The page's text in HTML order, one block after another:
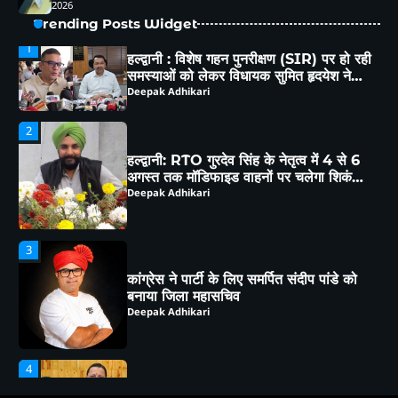
2026
Trending Posts Widgetसिटी मजिस्ट्रेट से की चर्चा
Deepak Adhikari
2
हल्द्वानी: RTO गुरदेव सिंह के नेतृत्व में 4 से 6
अगस्त तक मॉडिफाइड वाहनों पर चलेगा शिकंजा,
ब्लैक फिल्म-हूटर-रेट्रो साइलेंसर पर होगी सख्त
Deepak Adhikari
3
कांग्रेस ने पार्टी के लिए समर्पित संदीप पांडे को
बनाया जिला महासचिव
भीमताल के नियोजित विकास को लेकर दर्जा